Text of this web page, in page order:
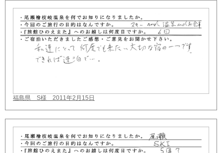
福島県 S様 2011年2月15日